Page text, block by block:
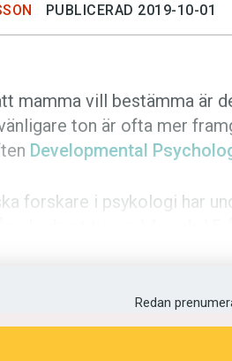
PUBLICERAD 2019-10-01
mamma vill bestämma är
ton är ofta mer
Developmental
forskare i psykologi har
till inspelade
Redan